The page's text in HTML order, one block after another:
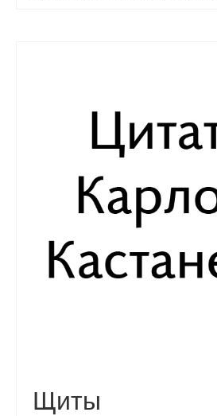
Карлос Кастанеда
Дзен, Дао, Адвайта, Буддизм
Цитаты о йоге
Цитаты о разном
Щиты